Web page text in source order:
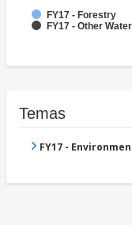
FY17 - Forestry
FY17 - Other
Temas
FY17 -